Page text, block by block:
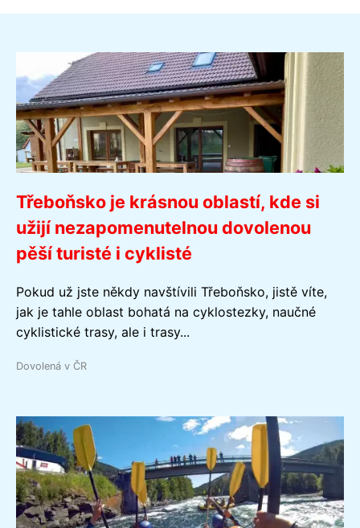
Třeboňsko je krásnou oblastí, kde si
užijí nezapomenutelnou dovolenou
pěší turisté i cyklisté
Pokud už jste někdy navštívili Třeboňsko, jistě víte,
jak je tahle oblast bohatá na cyklostezky, naučné
cyklistické trasy, ale i trasy...
Dovolená v ČR